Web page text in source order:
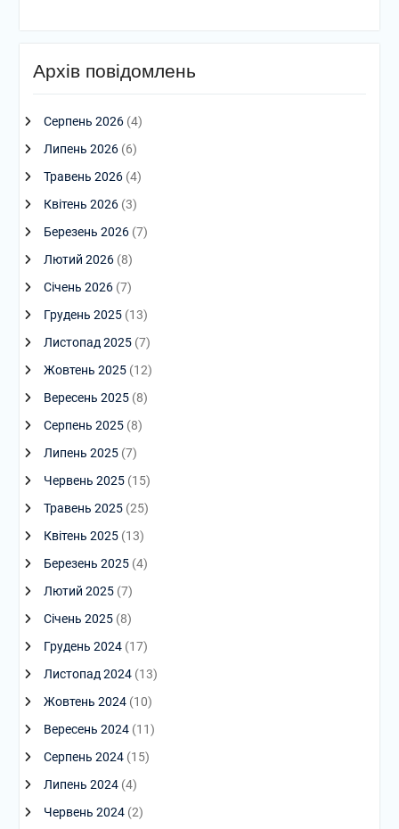
Архів повідомлень
Серпень 2026(4)
Липень 2026(6)
Травень 2026(4)
Квітень 2026(3)
Березень 2026(7)
Лютий 2026(8)
Січень 2026(7)
Грудень 2025(13)
Листопад 2025(7)
Жовтень 2025(12)
Вересень 2025(8)
Серпень 2025(8)
Липень 2025(7)
Червень 2025(15)
Травень 2025(25)
Квітень 2025(13)
Березень 2025(4)
Лютий 2025(7)
Січень 2025(8)
Грудень 2024(17)
Листопад 2024(13)
Жовтень 2024(10)
Вересень 2024(11)
Серпень 2024(15)
Липень 2024(4)
Червень 2024(2)